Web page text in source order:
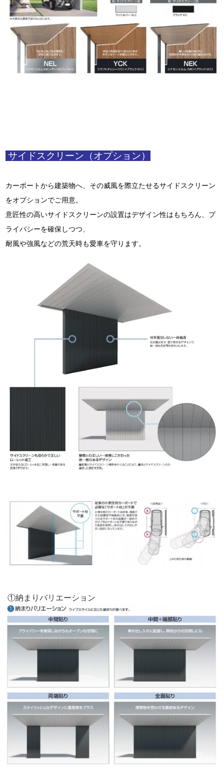
サイドスクリーン（オプション）
カーポートから建築物へ、その威風を際立たせるサイドスクリーン
をオプションでご用意。
意匠性の高いサイドスクリーンの設置はデザイン性はもちろん、プ
ライバシーを確保しつつ、
耐風や強風などの荒天時も愛車を守ります。
①納まりバリエーション